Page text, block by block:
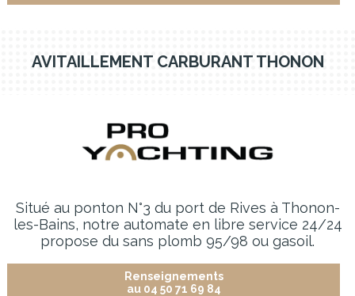
AVITAILLEMENT CARBURANT THONON
Situé au ponton N°3 du port de Rives à Thonon-
les-Bains, notre automate en libre service 24/24
propose du sans plomb 95/98 ou gasoil.
Renseignements
au 04 50 71 69 84